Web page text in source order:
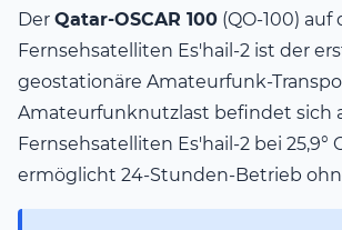
Der Qatar-OSCAR 100 (QO-100) auf
Fernsehsatelliten Es'hail-2 ist der
geostationäre Amateurfunk-
Amateurfunknutzlast befindet sich
Fernsehsatelliten Es'hail-2 bei 25,9°
ermöglicht 24-Stunden-Betrieb